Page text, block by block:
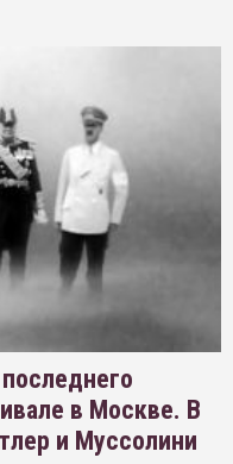
в Москве. В
и Муссолини